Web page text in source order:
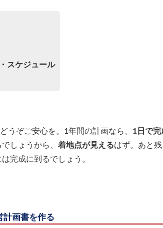
スケジュール
うぞご安心を。1年間の計画なら、 1日で完
しょうから、 着地点が見えるはず。あと
完成に到るでしょう。
計画書を作る